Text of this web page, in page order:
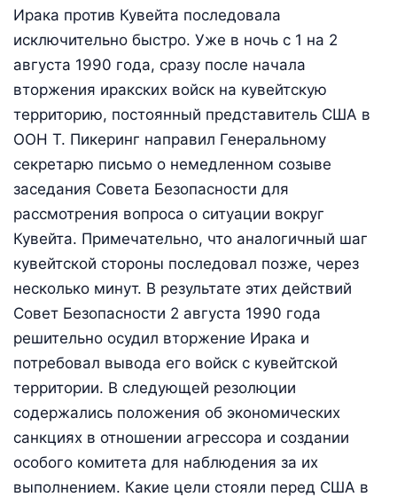
Ирака против Кувейта последовала
исключительно быстро. Уже в ночь с 1 на 2
августа 1990 года, сразу после начала
вторжения иракских войск на кувейтскую
территорию, постоянный представитель США в
ООН Т. Пикеринг направил Генеральному
секретарю письмо о немедленном созыве
заседания Совета Безопасности для
рассмотрения вопроса о ситуации вокруг
Кувейта. Примечательно, что аналогичный шаг
кувейтской стороны последовал позже, через
несколько минут. В результате этих действий
Совет Безопасности 2 августа 1990 года
решительно осудил вторжение Ирака и
потребовал вывода его войск с кувейтской
территории. В следующей резолюции
содержались положения об экономических
санкциях в отношении агрессора и создании
особого комитета для наблюдения за их
выполнением. Какие цели стояли перед США в